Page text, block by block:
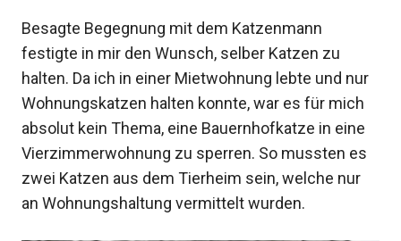
Besagte Begegnung mit dem Katzenmann
festigte in mir den Wunsch, selber Katzen zu
halten. Da ich in einer Mietwohnung lebte und nur
Wohnungskatzen halten konnte, war es für mich
absolut kein Thema, eine Bauernhofkatze in eine
Vierzimmerwohnung zu sperren. So mussten es
zwei Katzen aus dem Tierheim sein, welche nur
an Wohnungshaltung vermittelt wurden.